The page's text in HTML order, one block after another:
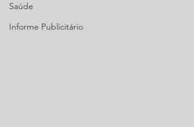
Saúde
Informe Publicitário